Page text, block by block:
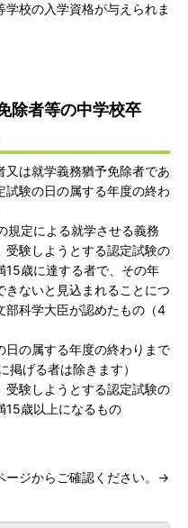
校の入学資格が与えられま
除者等の中学校卒
は就学義務猶予免除者であ
験の日の属する年度の終わ
定による就学させる義務
受験しようとする認定試験の
15歳に達する者で、その年
きないと見込まれることにつ
部科学大臣が認めたもの（4
の属する年度の終わりまで
掲げる者は除きます）
験しようとする認定試験の
15歳以上になるもの
ージからご確認ください。→